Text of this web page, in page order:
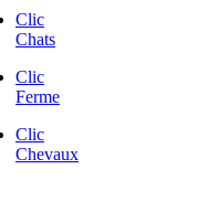
Clic
Chats
Clic
Ferme
Clic
Chevaux